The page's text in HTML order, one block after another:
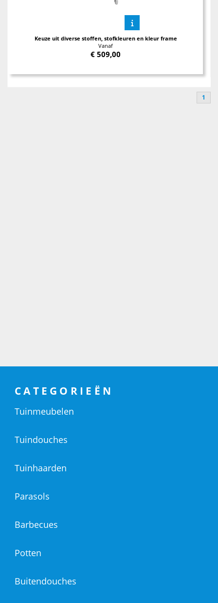
Keuze uit diverse stoffen, stofkleuren en kleur frame
Vanaf
€ 509,00
1
CATEGORIEËN
Tuinmeubelen
Tuindouches
Tuinhaarden
Parasols
Barbecues
Potten
Buitendouches